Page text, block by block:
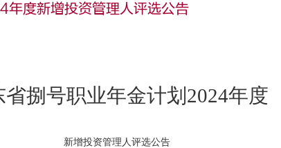
度新增投资管理人评选公告
省捌号职业年金计划2024年度
新增投资管理人评选公告